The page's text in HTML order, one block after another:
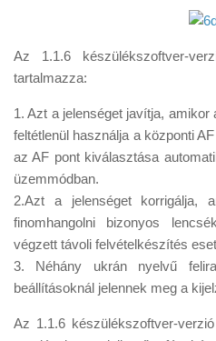
Az 1.1.6 készülékszoftver-
tartalmazza:
1. Azt a jelenséget javítja,
feltétlenül használja a központi
az AF pont kiválasztása
üzemmódban.
2.Azt a jelenséget korrigálja,
finomhangolni bizonyos
végzett távoli felvételkészítés
3. Néhány ukrán nyelvű
beállításoknál jelennek meg a
Az 1.1.6 készülékszoftver-